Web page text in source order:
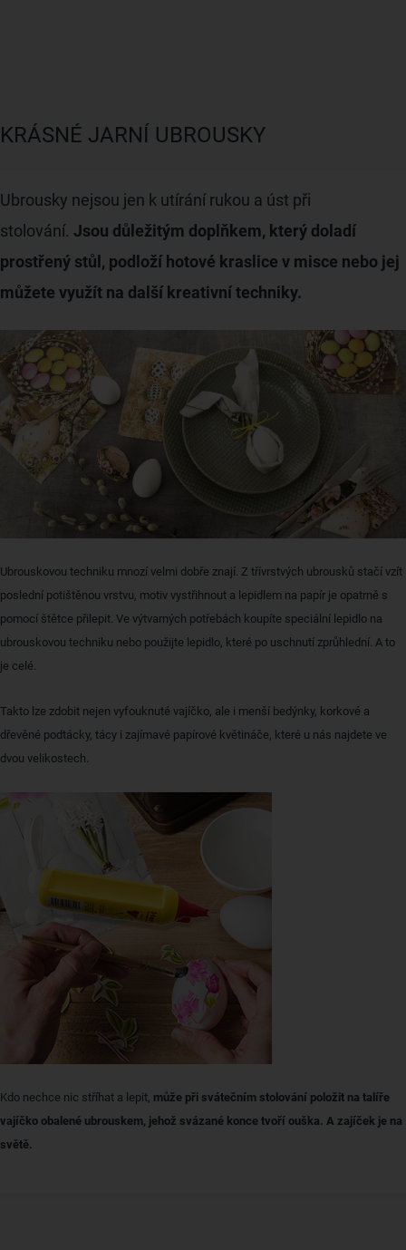
KRÁSNÉ JARNÍ UBROUSKY
Ubrousky nejsou jen k utírání rukou a úst při
stolování. Jsou důležitým doplňkem, který doladí
prostřený stůl, podloží hotové kraslice v misce nebo jej
můžete využít na další kreativní techniky.
Ubrouskovou techniku mnozí velmi dobře znají. Z třívrstvých ubrousků stačí vzít
poslední potištěnou vrstvu, motiv vystřihnout a lepidlem na papír je opatrně s
pomocí štětce přilepit. Ve výtvarných potřebách koupíte speciální lepidlo na
ubrouskovou techniku nebo použijte lepidlo, které po uschnutí zprůhlední. A to
je celé.
Takto lze zdobit nejen vyfouknuté vajíčko, ale i menší bedýnky, korkové a
dřevěné podtácky, tácy i zajímavé papírové květináče, které u nás najdete ve
dvou velikostech.
Kdo nechce nic stříhat a lepit, může při svátečním stolování položit na talíře
vajíčko obalené ubrouskem, jehož svázané konce tvoří ouška. A zajíček je na
světě.